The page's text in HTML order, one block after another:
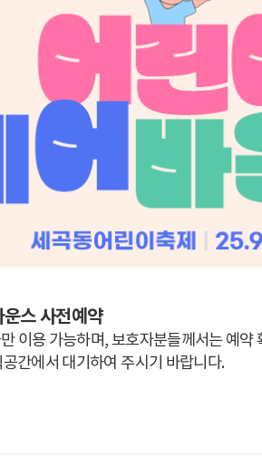
스 사전예약
이용 가능하며, 보호자분들께서는 예
간에서 대기하여 주시기 바랍니다.